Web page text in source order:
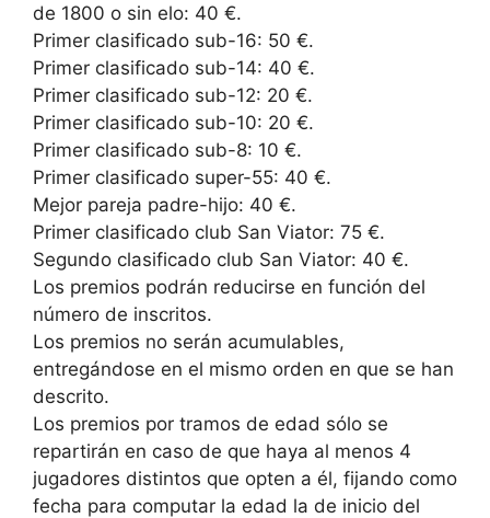
de 1800 o sin elo: 40 €.
Primer clasificado sub-16: 50 €.
Primer clasificado sub-14: 40 €.
Primer clasificado sub-12: 20 €.
Primer clasificado sub-10: 20 €.
Primer clasificado sub-8: 10 €.
Primer clasificado super-55: 40 €.
Mejor pareja padre-hijo: 40 €.
Primer clasificado club San Viator: 75 €.
Segundo clasificado club San Viator: 40 €.
Los premios podrán reducirse en función del
número de inscritos.
Los premios no serán acumulables,
entregándose en el mismo orden en que se han
descrito.
Los premios por tramos de edad sólo se
repartirán en caso de que haya al menos 4
jugadores distintos que opten a él, fijando como
fecha para computar la edad la de inicio del